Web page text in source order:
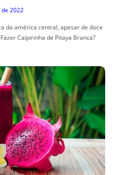
2022
da américa central, apesar de doce
Caipirinha de Pitaya Branca?